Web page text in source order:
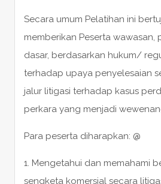
Secara umum Pelatihan ini
memberikan Peserta wawasan,
dasar, berdasarkan hukum/
terhadap upaya penyelesaian
jalur litigasi terhadap kasus
perkara yang menjadi
Para peserta diharapkan: @
1. Mengetahui dan memahami
sengketa komersial secara